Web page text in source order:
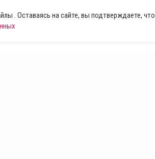
. Оставаясь на сайте, вы подтверждаете, что